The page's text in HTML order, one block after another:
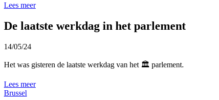
Lees meer
De laatste werkdag in het parlement
14/05/24
Het was gisteren de laatste werkdag van het 🏛️ parlement.
Lees meer
Brussel